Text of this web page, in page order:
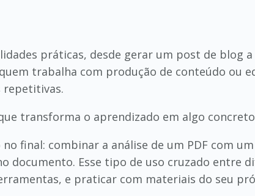
práticas, desde gerar um post de blog
trabalha com produção de conteúdo ou
repetitivas.
transforma o aprendizado em algo
final: combinar a análise de um PDF com
documento. Esse tipo de uso cruzado entre
e praticar com materiais do seu